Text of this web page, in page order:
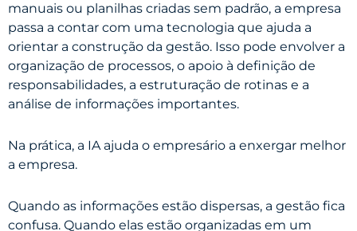
manuais ou planilhas criadas sem padrão, a empresa
passa a contar com uma tecnologia que ajuda a
orientar a construção da gestão. Isso pode envolver a
organização de processos, o apoio à definição de
responsabilidades, a estruturação de rotinas e a
análise de informações importantes.
Na prática, a IA ajuda o empresário a enxergar melhor
a empresa.
Quando as informações estão dispersas, a gestão fica
confusa. Quando elas estão organizadas em um